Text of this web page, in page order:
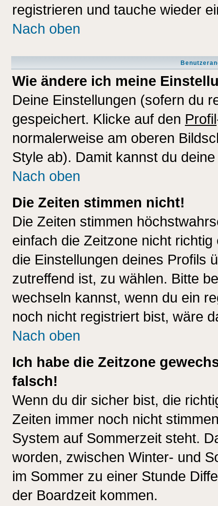
registrieren und tauche wieder
Nach oben
Wie ändere ich meine
Deine Einstellungen (sofern du
gespeichert. Klicke auf den Profil
normalerweise am oberen
Style ab). Damit kannst du
Nach oben
Die Zeiten stimmen nicht!
Die Zeiten stimmen
einfach die Zeitzone nicht
die Einstellungen deines Profils
zutreffend ist, zu wählen. Bitte
wechseln kannst, wenn du ein
noch nicht registriert bist, wäre
Nach oben
Ich habe die Zeitzone
falsch!
Wenn du dir sicher bist, die
Zeiten immer noch nicht
System auf Sommerzeit steht.
worden, zwischen Winter- und
im Sommer zu einer Stunde
der Boardzeit kommen.